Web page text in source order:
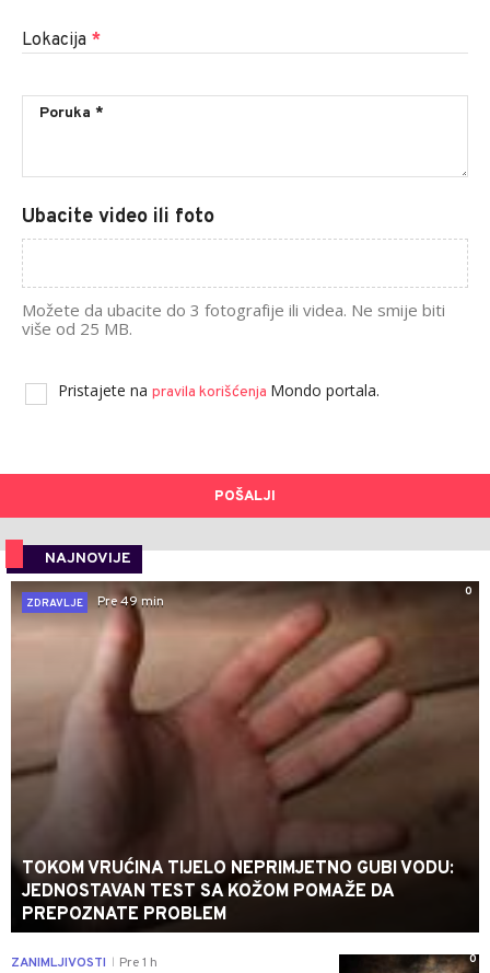
Lokacija *
Ubacite video ili foto
Možete da ubacite do 3 fotografije ili videa. Ne smije biti
više od 25 MB.
Pristajete na pravila korišćenja Mondo portala.
POŠALJI
NAJNOVIJE
0
ZDRAVLJE
Pre 49 min
TOKOM VRUĆINA TIJELO NEPRIMJETNO GUBI VODU:
JEDNOSTAVAN TEST SA KOŽOM POMAŽE DA
PREPOZNATE PROBLEM
0
ZANIMLJIVOSTI Pre 1 h